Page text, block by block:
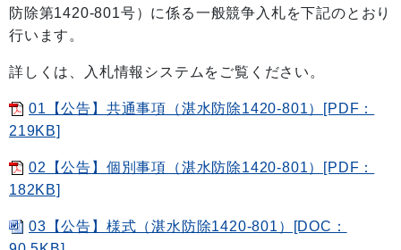
防除第1420-801号）に係る一般競争入札を下記のとおり
行います。
詳しくは、入札情報システムをご覧ください。
01【公告】共通事項（湛水防除1420-801）[PDF：
219KB]
02【公告】個別事項（湛水防除1420-801）[PDF：
182KB]
03【公告】様式（湛水防除1420-801）[DOC：